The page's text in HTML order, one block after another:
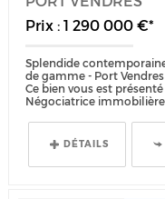
Prix : 1 290 000 €*
Splendide
de gamme - Port Vendres
Ce bien vous est présenté
Négociatrice
DÉTAILS